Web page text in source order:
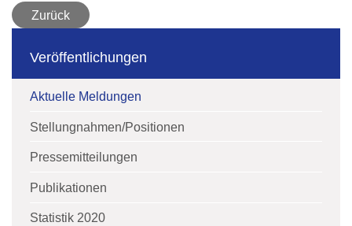
Zurück
Veröffentlichungen
Aktuelle Meldungen
Stellungnahmen/Positionen
Pressemitteilungen
Publikationen
Statistik 2020